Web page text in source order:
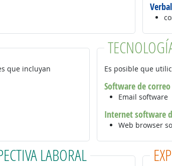
Verbal
que incluyan
Es posible que
Software de
Email software
Internet software
Web browser
LABORAL